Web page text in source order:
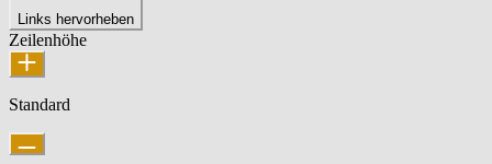
Links hervorheben
Zeilenhöhe
Standard